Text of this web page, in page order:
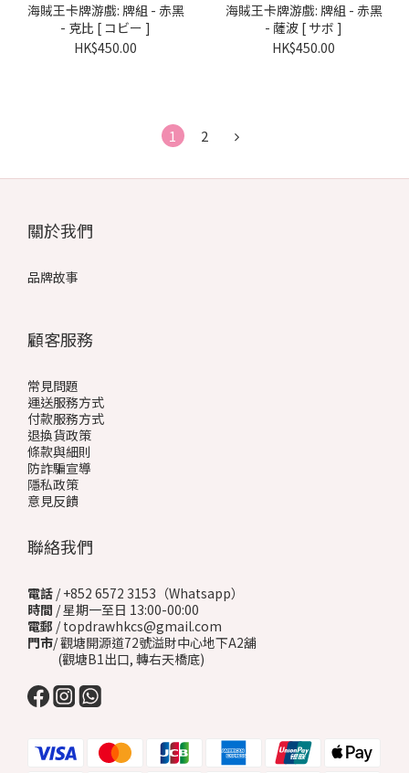
海賊王卡牌游戲: 牌組 - 赤黑
- 克比 [ コビー ]
HK$450.00
海賊王卡牌游戲: 牌組 - 赤黑
- 薩波 [ サボ ]
HK$450.00
1 2
關於我們
品牌故事
顧客服務
常見問題
運送服務方式
付款服務方式
退換貨政策
條款與細則
防詐騙宣導
隱私政策
意見反饋
聯絡我們
電話 / +852 6572 3153（Whatsapp）
時間 / 星期一至日 13:00-00:00
電郵 / topdrawhkcs@gmail.com
門市/ 觀塘開源道72號溢財中心地下A2舖
(觀塘B1出口, 轉右天橋底)